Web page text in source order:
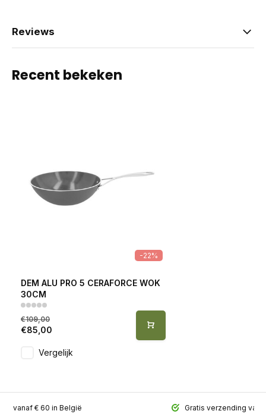
Reviews
Recent bekeken
-22%
DEM ALU PRO 5 CERAFORCE WOK
30CM
€109,00
€85,00
Vergelijk
vanaf € 60 in België Gratis verzending